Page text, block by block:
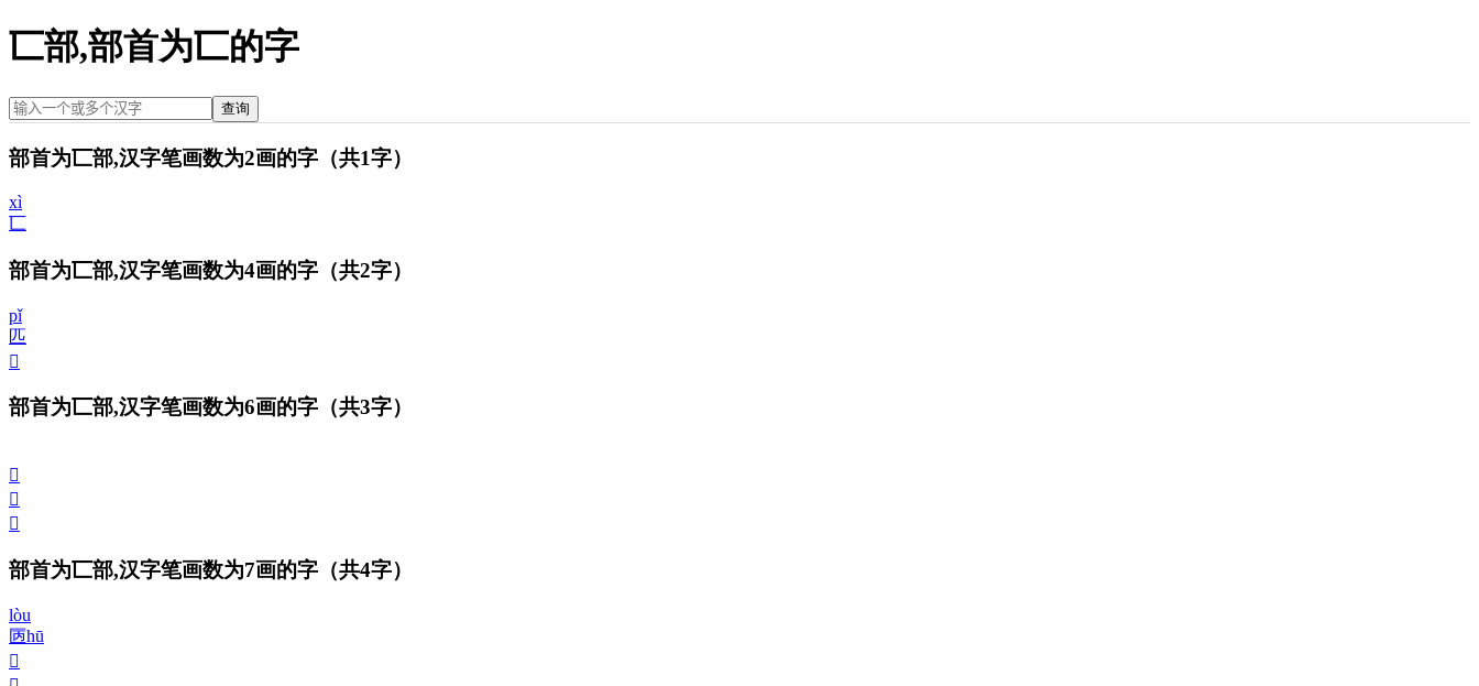
匸部,部首为匸的字
查询
部首为匸部,汉字笔画数为2画的字 （共1字）
xì
匸
部首为匸部,汉字笔画数为4画的字 （共2字）
pǐ
匹
𠥭
部首为匸部,汉字笔画数为6画的字 （共3字）
𠤲
𠥮
𠥯
部首为匸部,汉字笔画数为7画的字 （共4字）
lòu
㔷hū
𠥰